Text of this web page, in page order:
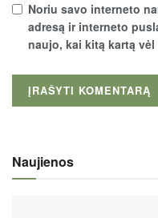
Noriu savo interneto
adresą ir interneto
naujo, kai kitą kartą
Naujienos